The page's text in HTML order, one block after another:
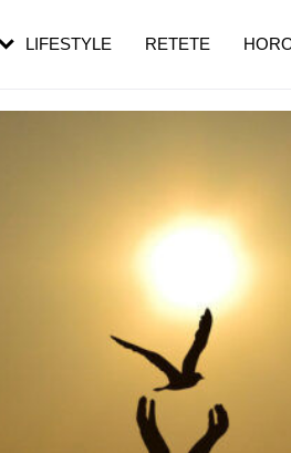
LIFESTYLE RETETEpe măsură